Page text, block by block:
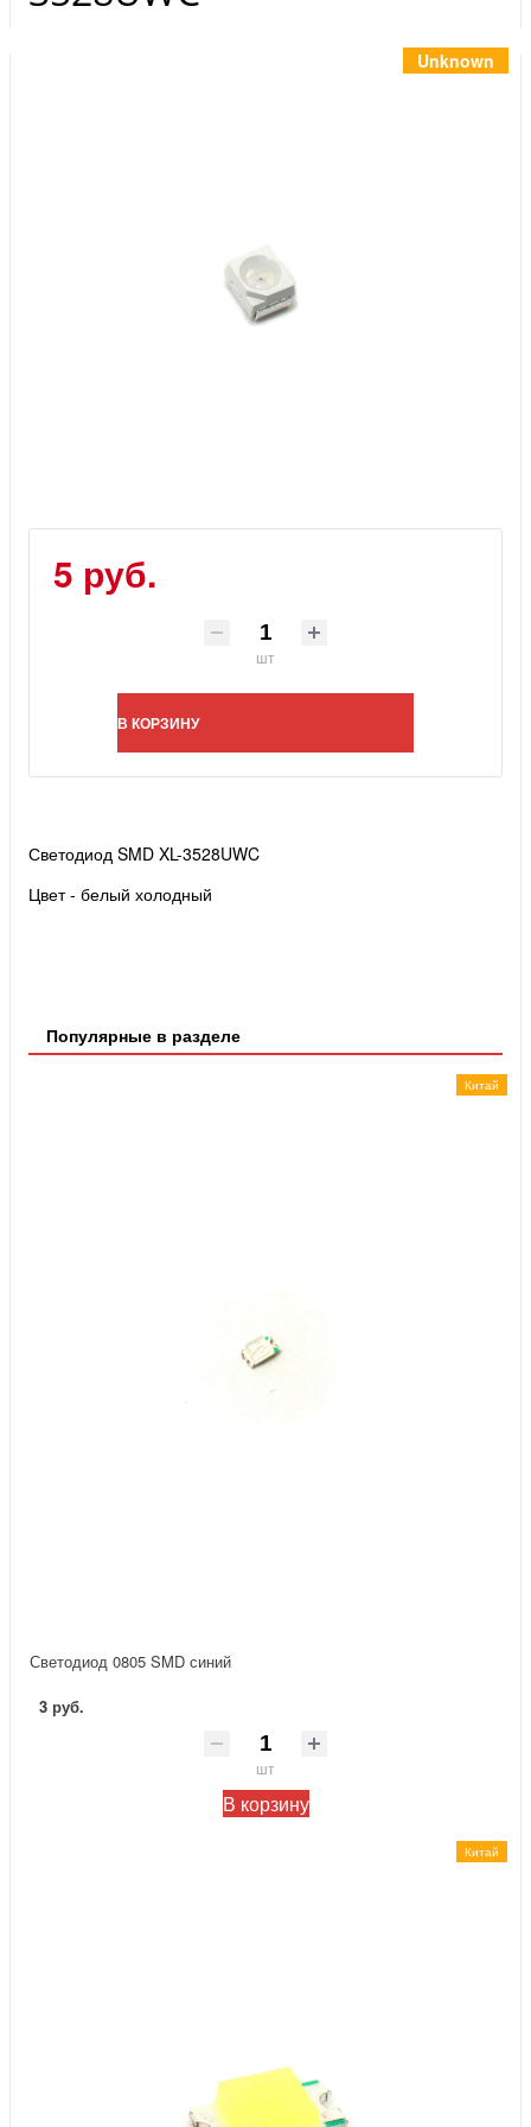
Unknown
5 руб.
шт
В КОРЗИНУ
Светодиод SMD XL-3528UWC
Цвет - белый холодный
Популярные в разделе
Китай
Светодиод 0805 SMD синий
3 руб.
шт
В корзину
Китай